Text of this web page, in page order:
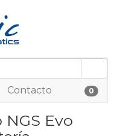
Contacto 0
Evo